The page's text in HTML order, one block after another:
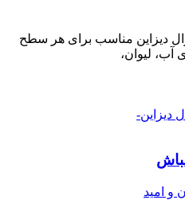
دیزاین مناسب برای هر سطح
لیوان،
و امید